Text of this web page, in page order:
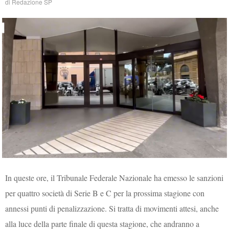
di Redazione SP
In queste ore, il Tribunale Federale Nazionale ha emesso le sanzioni
per quattro società di Serie B e C per la prossima stagione con
annessi punti di penalizzazione. Si tratta di movimenti attesi, anche
alla luce della parte finale di questa stagione, che andranno a